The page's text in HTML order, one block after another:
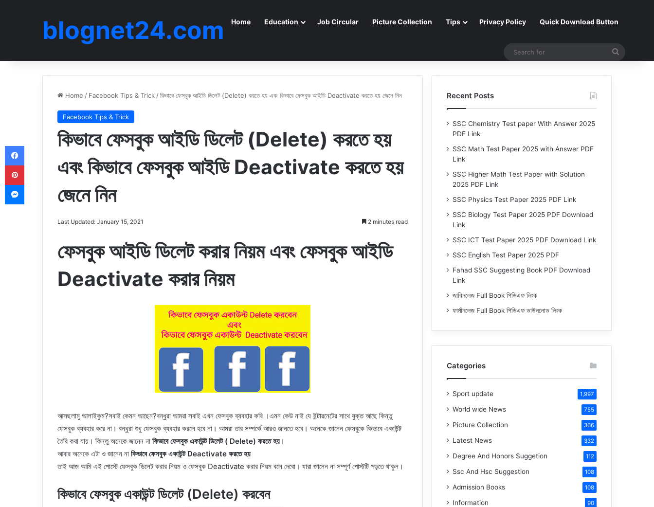
blognet24.com Home Education Job Circular Picture Collection Tips Privacy Policy Quick Download Button
Home / Facebook Tips & Trick /কিভাবে ফেসবুক আইডি ডিলেট (Delete) করতে হয় এবং কিভাবে ফেসবুক আইডি Deactivate করতে হয় জেনে নিন
Facebook Tips & Trick
কিভাবে ফেসবুক আইডি ডিলেট (Delete) করতে হয়
এবং কিভাবে ফেসবুক আইডি Deactivate করতে হয়
জেনে নিন
Last Updated: January 15, 2021 2 minutes read
ফেসবুক আইডি ডিলেট করার নিয়ম এবং ফেসবুক আইডি
Deactivate করার নিয়ম
আসছলামু আলাইকুম?সবাই কেমন আছেন?বন্ধুরা আমরা সবাই এখন ফেসবুক ব্যবহার করি ।এমন কেউ নাই যে ইন্টারনেটের সাথে যুক্ত আছে কিন্তু
ফেসবুক ব্যবহার করে না। বন্ধুরা শুধু ফেসবুক ব্যবহার করলে হবে না। আমরা তার সম্পর্কে আরও জানতে হবে। অনেকে জানেন ফেসবুকে কিভাবে একাউন্ট
তৈরি করা যায়। কিন্তু অনেকে জানেন না কিভাবে ফেসবুক একাউন্ট ডিলেট ( Delete) করতে হয়।
আবার অনেকে এটা ও জানেন না কিভাবে ফেসবুক একাউন্ট Deactivate করতে হয়
তাই আজ আমি এই পোস্টে ফেসবুক ডিলেট করার নিয়ম ও ফেসবুক Deactivate করার নিয়ম বলে দেবো। যারা জানেন না সম্পূর্ণ পোস্টটি পড়তে থাকুন।
কিভাবে ফেসবুক একাউন্ট ডিলেট (Delete) করবেন
Recent Posts
SSC Chemistry Test paper With Answer 2025
PDF Link
SSC Math Test Paper 2025 with Answer PDF
Link
SSC Higher Math Test Paper with Solution
2025 PDF Link
SSC Physics Test Paper 2025 PDF Link
SSC Biology Test Paper 2025 PDF Download
Link
SSC ICT Test Paper 2025 PDF Download Link
SSC English Test Paper 2025 PDF
Fahad SSC Suggesting Book PDF Download
Link
জাবিনলেজ Full Book পিডিএফ লিংক
ফার্মানলেজ Full Book পিডিএফ ডাউনলোড লিংক
Categories
Sport update 1,997
World wide News 755
Picture Collection 366
Latest News 332
Degree And Honors Suggetion 112
Ssc And Hsc Suggestion 108
Admission Books 108
Information 90
Facebook
Pinterest
Messenger